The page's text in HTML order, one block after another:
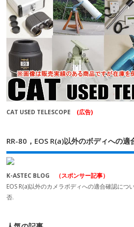
CAT USED TELESCOPE (広告)
RR-80，EOS R(a)以外のボディへの適
K-ASTEC BLOG
（スポンサー記事）
EOS R(a)以外のカメラボディへの適合確認につ
否.